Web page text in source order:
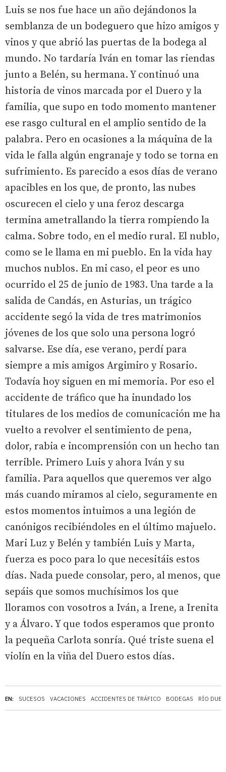
EN: SUCESOS VACACIONES ACCIDENTES DE TRÁFICO BODEGAS RÍO
Luis se nos fue hace un año dejándonos la
semblanza de un bodeguero que hizo amigos y
vinos y que abrió las puertas de la bodega al
mundo. No tardaría Iván en tomar las riendas
junto a Belén, su hermana. Y continuó una
historia de vinos marcada por el Duero y la
familia, que supo en todo momento mantener
ese rasgo cultural en el amplio sentido de la
palabra. Pero en ocasiones a la máquina de la
vida le falla algún engranaje y todo se torna en
sufrimiento. Es parecido a esos días de verano
apacibles en los que, de pronto, las nubes
oscurecen el cielo y una feroz descarga
termina ametrallando la tierra rompiendo la
calma. Sobre todo, en el medio rural. El nublo,
como se le llama en mi pueblo. En la vida hay
muchos nublos. En mi caso, el peor es uno
ocurrido el 25 de junio de 1983. Una tarde a la
salida de Candás, en Asturias, un trágico
accidente segó la vida de tres matrimonios
jóvenes de los que solo una persona logró
salvarse. Ese día, ese verano, perdí para
siempre a mis amigos Argimiro y Rosario.
Todavía hoy siguen en mi memoria. Por eso el
accidente de tráfico que ha inundado los
titulares de los medios de comunicación me ha
vuelto a revolver el sentimiento de pena,
dolor, rabia e incomprensión con un hecho tan
terrible. Primero Luis y ahora Iván y su
familia. Para aquellos que queremos ver algo
más cuando miramos al cielo, seguramente en
estos momentos intuimos a una legión de
canónigos recibiéndoles en el último majuelo.
Mari Luz y Belén y también Luis y Marta,
fuerza es poco para lo que necesitáis estos
días. Nada puede consolar, pero, al menos, que
sepáis que somos muchísimos los que
lloramos con vosotros a Iván, a Irene, a Irenita
y a Álvaro. Y que todos esperamos que pronto
la pequeña Carlota sonría. Qué triste suena el
violín en la viña del Duero estos días.